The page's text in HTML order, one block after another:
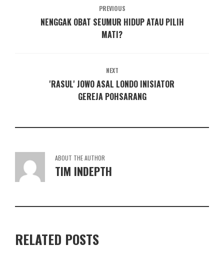
PREVIOUS
NENGGAK OBAT SEUMUR HIDUP ATAU PILIH
MATI?
NEXT
'RASUL' JOWO ASAL LONDO INISIATOR
GEREJA POHSARANG
ABOUT THE AUTHOR
TIM INDEPTH
RELATED POSTS